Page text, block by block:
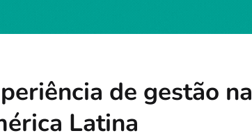
de gestão
Latina